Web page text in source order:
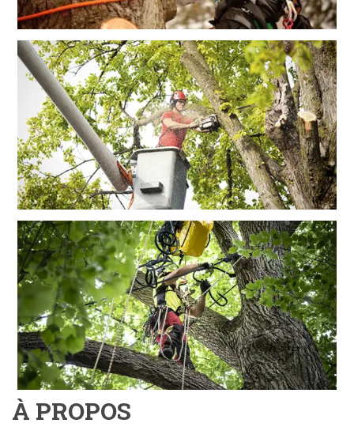
À PROPOS